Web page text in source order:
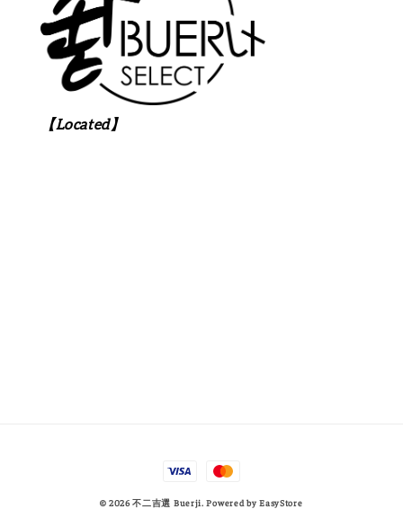
【Located】
© 2026 不二吉選 Buerji. Powered byEasyStore